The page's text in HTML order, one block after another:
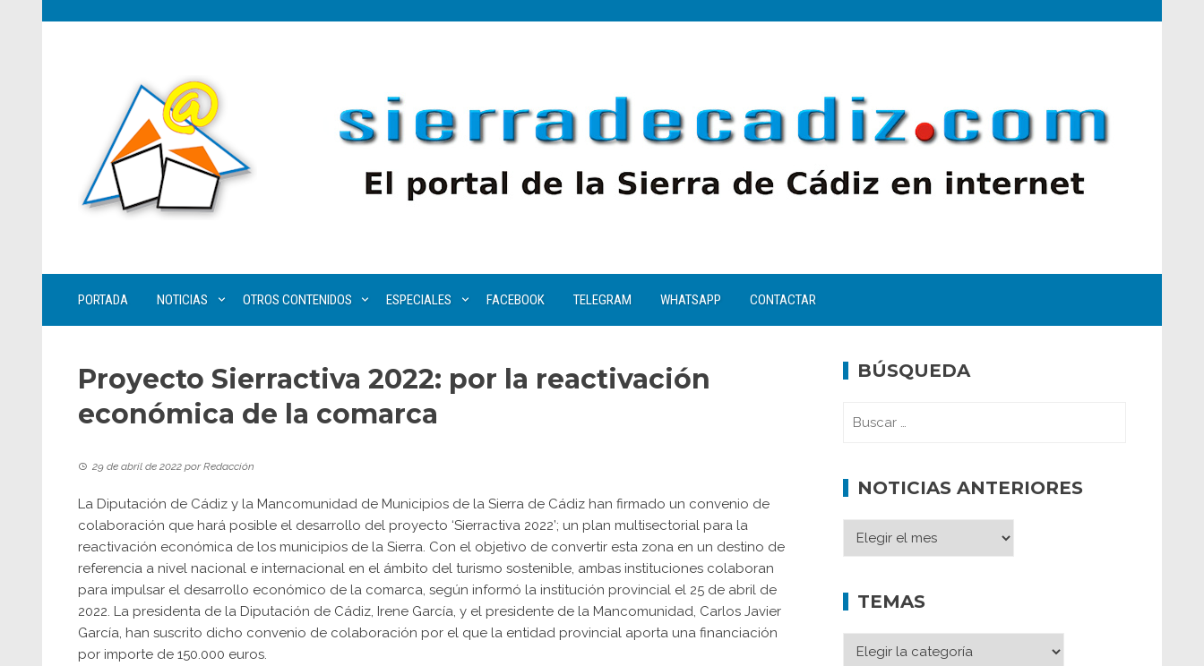
PORTADA NOTICIAS OTROS CONTENIDOS ESPECIALES FACEBOOK TELEGRAM WHATSAPP CONTACTAR
Proyecto Sierractiva 2022: por la reactivación
económica de la comarca
29 de abril de 2022 porRedacción
La Diputación de Cádiz y la Mancomunidad de Municipios de la Sierra de Cádiz han firmado un convenio de
colaboración que hará posible el desarrollo del proyecto ‘Sierractiva 2022’; un plan multisectorial para la
reactivación económica de los municipios de la Sierra. Con el objetivo de convertir esta zona en un destino de
referencia a nivel nacional e internacional en el ámbito del turismo sostenible, ambas instituciones colaboran
para impulsar el desarrollo económico de la comarca, según informó la institución provincial el 25 de abril de
2022. La presidenta de la Diputación de Cádiz, Irene García, y el presidente de la Mancomunidad, Carlos Javier
García, han suscrito dicho convenio de colaboración por el que la entidad provincial aporta una financiación
por importe de 150.000 euros.
BÚSQUEDA
NOTICIAS ANTERIORES
TEMAS